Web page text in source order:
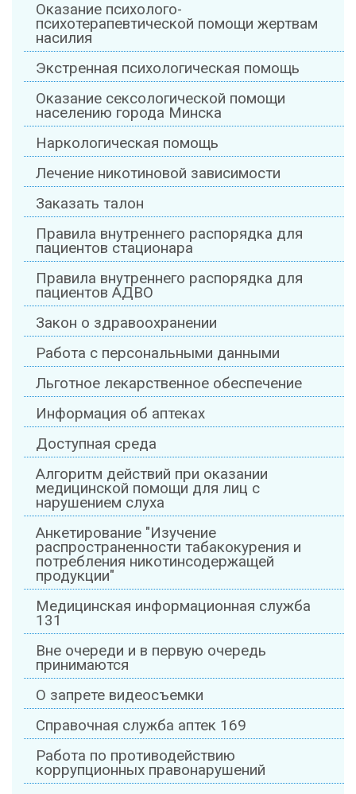
Оказание психолого-
психотерапевтической помощи жертвам
насилия
Экстренная психологическая помощь
Оказание сексологической помощи
населению города Минска
Наркологическая помощь
Лечение никотиновой зависимости
Заказать талон
Правила внутреннего распорядка для
пациентов стационара
Правила внутреннего распорядка для
пациентов АДВО
Закон о здравоохранении
Работа с персональными данными
Льготное лекарственное обеспечение
Информация об аптеках
Доступная среда
Алгоритм действий при оказании
медицинской помощи для лиц с
нарушением слуха
Анкетирование "Изучение
распространенности табакокурения и
потребления никотинсодержащей
продукции"
Медицинская информационная служба
131
Вне очереди и в первую очередь
принимаются
О запрете видеосъемки
Справочная служба аптек 169
Работа по противодействию
коррупционных правонарушений